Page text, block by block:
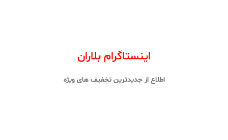
اینستاگرام بلاران
اطلاع از جدیدترین تخفیف های ویژه